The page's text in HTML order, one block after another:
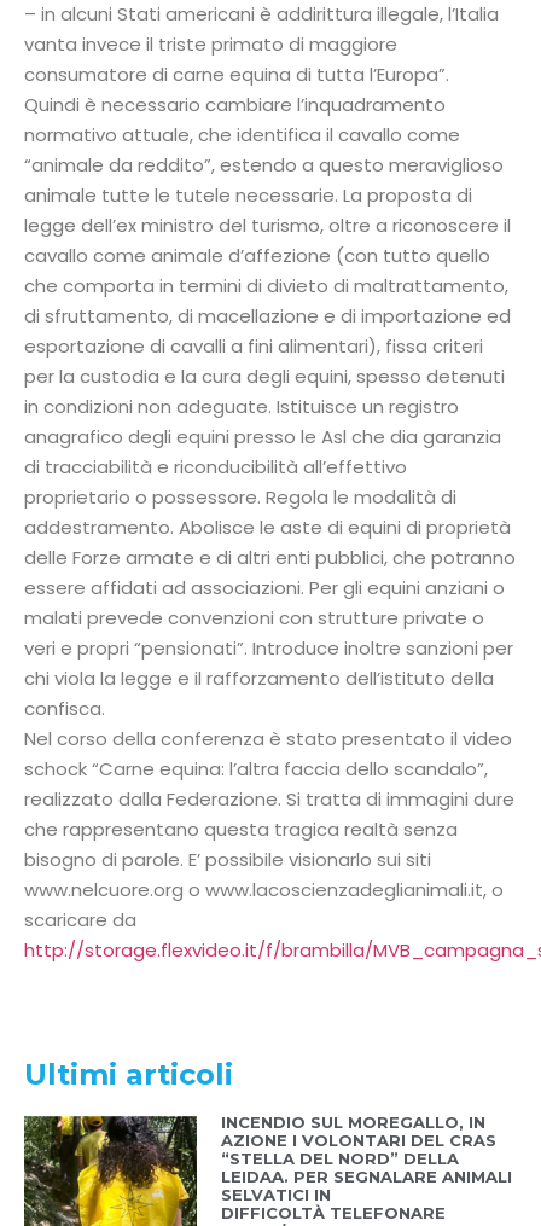
– in alcuni Stati americani è addirittura illegale, l’Italia
vanta invece il triste primato di maggiore
consumatore di carne equina di tutta l’Europa”.
Quindi è necessario cambiare l’inquadramento
normativo attuale, che identifica il cavallo come
“animale da reddito”, estendo a questo meraviglioso
animale tutte le tutele necessarie. La proposta di
legge dell’ex ministro del turismo, oltre a riconoscere il
cavallo come animale d’affezione (con tutto quello
che comporta in termini di divieto di maltrattamento,
di sfruttamento, di macellazione e di importazione ed
esportazione di cavalli a fini alimentari), fissa criteri
per la custodia e la cura degli equini, spesso detenuti
in condizioni non adeguate. Istituisce un registro
anagrafico degli equini presso le Asl che dia garanzia
di tracciabilità e riconducibilità all’effettivo
proprietario o possessore. Regola le modalità di
addestramento. Abolisce le aste di equini di proprietà
delle Forze armate e di altri enti pubblici, che potranno
essere affidati ad associazioni. Per gli equini anziani o
malati prevede convenzioni con strutture private o
veri e propri “pensionati”. Introduce inoltre sanzioni per
chi viola la legge e il rafforzamento dell’istituto della
confisca.
Nel corso della conferenza è stato presentato il video
schock “Carne equina: l’altra faccia dello scandalo”,
realizzato dalla Federazione. Si tratta di immagini dure
che rappresentano questa tragica realtà senza
bisogno di parole. E’ possibile visionarlo sui siti
www.nelcuore.org o www.lacoscienzadeglianimali.it, o
scaricare da
http://storage.flexvideo.it/f/brambilla/
Ultimi articoli
INCENDIO SUL MOREGALLO, IN
AZIONE I VOLONTARI DEL CRAS
“STELLA DEL NORD” DELLA
LEIDAA. PER SEGNALARE ANIMALI
SELVATICI IN
DIFFICOLTÀ TELEFONARE